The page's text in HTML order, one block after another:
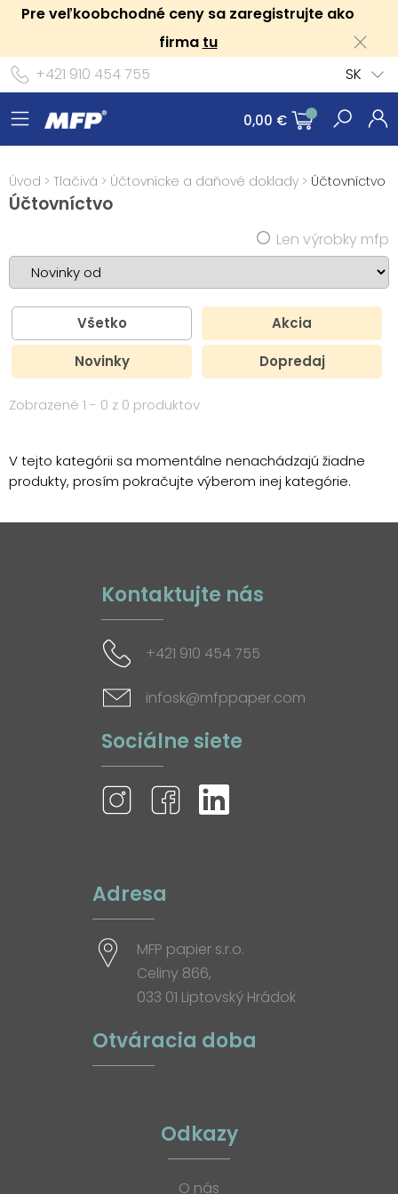
Pre veľkoobchodné ceny sa zaregistrujte ako
firma tu
+421 910 454 755
SK
0,00 €
Úvod > Tlačivá > Účtovnícke a daňové doklady > Účtovníctvo
Účtovníctvo
Len výrobky mfp
Všetko Akcia
Novinky Dopredaj
Zobrazené 1 - 0 z 0 produktov
V tejto kategórii sa momentálne nenachádzajú žiadne
produkty, prosím pokračujte výberom inej kategórie.
Kontaktujte nás
+421 910 454 755
infosk@mfppaper.com
Sociálne siete
Adresa
MFP papier s.r.o.
Celiny 866,
033 01 Liptovský Hrádok
Otváracia doba
Odkazy
O nás